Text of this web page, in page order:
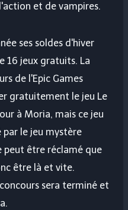
et de vampires.
ses soldes d'hiver
16 jeux gratuits. La
de l'Epic Games
gratuitement le jeu Le
à Moria, mais ce jeu
le jeu mystère
peut être réclamé que
être là et vite.
sera terminé et